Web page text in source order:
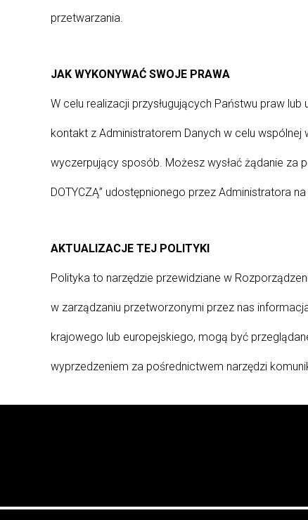
przetwarzania.
JAK WYKONYWAĆ SWOJE PRAWA
W celu realizacji przysługujących Państwu praw
kontakt z Administratorem Danych w celu
wyczerpujący sposób. Możesz wysłać żądanie za
DOTYCZĄ” udostępnionego przez Administratora
AKTUALIZACJE TEJ POLITYKI
Polityka to narzędzie przewidziane w
w zarządzaniu przetworzonymi przez nas
krajowego lub europejskiego, mogą być
wyprzedzeniem za pośrednictwem narzędzi